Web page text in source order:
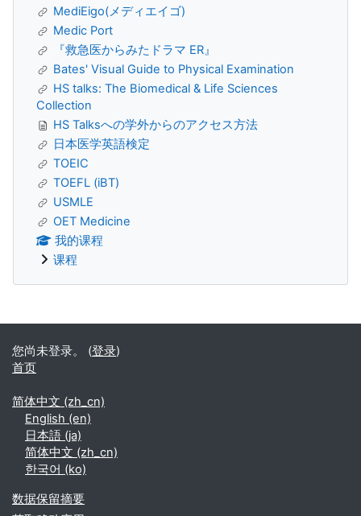
MediEigo(メディエイゴ)
Medic Port
『救急医からみたドラマ ER』
Bates' Visual Guide to Physical Examination
HS talks: The Biomedical & Life Sciences
Collection
HS Talksへの学外からのアクセス方法
日本医学英語検定
TOEIC
TOEFL (iBT)
USMLE
OET Medicine
我的课程
课程
补充内容块
您尚未登录。 (登录)
首页
简体中文 ‎(zh_cn)‎
English ‎(en)‎
日本語 ‎(ja)‎
简体中文 ‎(zh_cn)‎
한국어 ‎(ko)‎
‎数据保留摘要‎